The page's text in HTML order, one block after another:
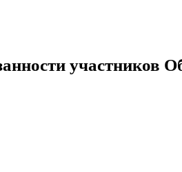
участников